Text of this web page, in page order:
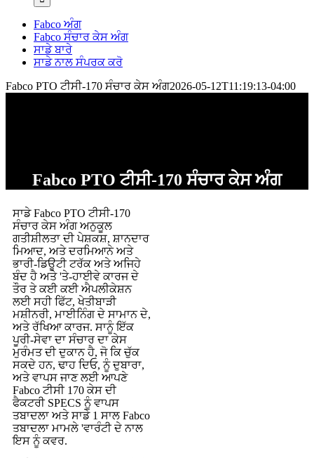
Fabco ਅੰਗ
Fabco ਸੰਚਾਰ ਕੇਸ ਅੰਗ
ਸਾਡੇ ਬਾਰੇ
ਸਾਡੇ ਨਾਲ ਸੰਪਰਕ ਕਰੋ
Fabco PTO ਟੀਸੀ-170 ਸੰਚਾਰ ਕੇਸ ਅੰਗ2026-05-12T11:19:13-04:00
Fabco PTO ਟੀਸੀ-170 ਸੰਚਾਰ ਕੇਸ ਅੰਗ
ਸਾਡੇ Fabco PTO ਟੀਸੀ-170
ਸੰਚਾਰ ਕੇਸ ਅੰਗ ਅਨੁਕੂਲ
ਗਤੀਸ਼ੀਲਤਾ ਦੀ ਪੇਸ਼ਕਸ਼, ਸ਼ਾਨਦਾਰ
ਮਿਆਦ, ਅਤੇ ਦਰਮਿਆਨੇ ਅਤੇ
ਭਾਰੀ-ਡਿਊਟੀ ਟਰੱਕ ਅਤੇ ਅਜਿਹੇ
ਬੰਦ ਹੈ ਅਤੇ 'ਤੇ-ਹਾਈਵੇ ਕਾਰਜ ਦੇ
ਤੌਰ ਤੇ ਕਈ ਕਈ ਐਪਲੀਕੇਸ਼ਨ
ਲਈ ਸਹੀ ਫਿੱਟ, ਖੇਤੀਬਾੜੀ
ਮਸ਼ੀਨਰੀ, ਮਾਈਨਿੰਗ ਦੇ ਸਾਮਾਨ ਦੇ,
ਅਤੇ ਰੱਖਿਆ ਕਾਰਜ. ਸਾਨੂੰ ਇੱਕ
ਪੂਰੀ-ਸੇਵਾ ਦਾ ਸੰਚਾਰ ਦਾ ਕੇਸ
ਮੁਰੰਮਤ ਦੀ ਦੁਕਾਨ ਹੈ, ਜੋ ਕਿ ਚੁੱਕ
ਸਕਦੇ ਹਨ, ਢਾਹ ਦਿਓ, ਨੂੰ ਦੁਬਾਰਾ,
ਅਤੇ ਵਾਪਸ ਜਾਣ ਲਈ ਆਪਣੇ
Fabco ਟੀਸੀ 170 ਕੇਸ ਦੀ
ਫੈਕਟਰੀ SPECS ਨੂੰ ਵਾਪਸ
ਤਬਾਦਲਾ ਅਤੇ ਸਾਡੇ 1 ਸਾਲ Fabco
ਤਬਾਦਲਾ ਮਾਮਲੇ 'ਵਾਰੰਟੀ ਦੇ ਨਾਲ
ਇਸ ਨੂੰ ਕਵਰ.